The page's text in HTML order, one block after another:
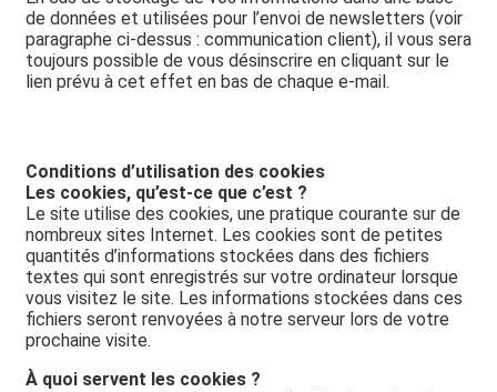
de données et utilisées pour l’envoi de newsletters (voir
paragraphe ci-dessus : communication client), il vous sera
toujours possible de vous désinscrire en cliquant sur le
lien prévu à cet effet en bas de chaque e-mail.
Conditions d’utilisation des cookies
Les cookies, qu’est-ce que c’est ?
Le site utilise des cookies, une pratique courante sur de
nombreux sites Internet. Les cookies sont de petites
quantités d’informations stockées dans des fichiers
textes qui sont enregistrés sur votre ordinateur lorsque
vous visitez le site. Les informations stockées dans ces
fichiers seront renvoyées à notre serveur lors de votre
prochaine visite.
À quoi servent les cookies ?